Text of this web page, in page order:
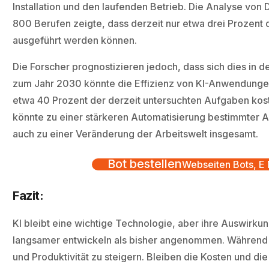
Installation und den laufenden Betrieb. Die Analyse
800 Berufen zeigte, dass derzeit nur etwa drei
ausgeführt werden können.
Die Forscher prognostizieren jedoch, dass sich dies in
zum Jahr 2030 könnte die Effizienz von KI-
etwa 40 Prozent der derzeit untersuchten Aufgaben
könnte zu einer stärkeren Automatisierung bestimmter
auch zu einer Veränderung der Arbeitswelt insgesamt.
Bot bestellenWebseiten Bots, E
Fazit:
KI bleibt eine wichtige Technologie, aber ihre
langsamer entwickeln als bisher angenommen.
und Produktivität zu steigern. Bleiben die Kosten und